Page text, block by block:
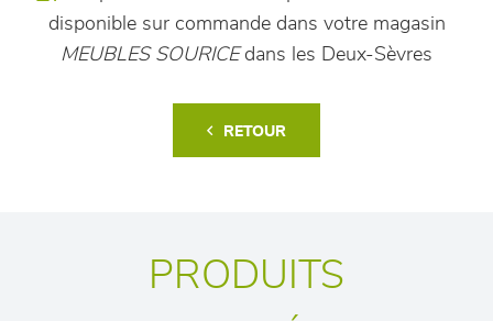
disponible sur commande dans votre magasin
MEUBLES SOURICEdans les Deux-Sèvres
RETOUR
PRODUITS